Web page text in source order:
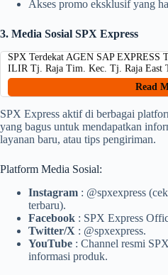
Akses promo eksklusif yang
3. Media Sosial SPX Express
SPX Terdekat AGEN SAP EXPRESS
ILIR Tj. Raja Tim. Kec. Tj. Raja East
Read
SPX Express aktif di berbagai
yang bagus untuk mendapatkan
layanan baru, atau tips pengiriman.
Platform Media Sosial:
Instagram : @spxexpress
terbaru).
Facebook : SPX Express
Twitter/X : @spxexpress.
YouTube : Channel resmi
informasi produk.